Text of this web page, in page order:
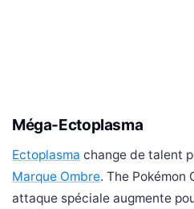
Méga-Ectoplasma
Ectoplasma change de talent
Marque Ombre. The Pokémon
attaque spéciale augmente